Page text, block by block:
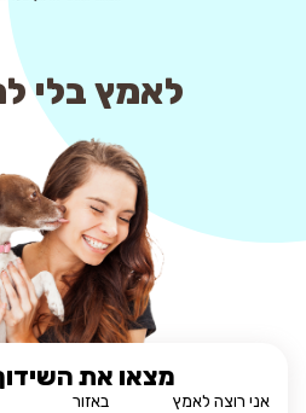
לאמץ בלי
מצאו את
אני רוצה לאמץ באזור